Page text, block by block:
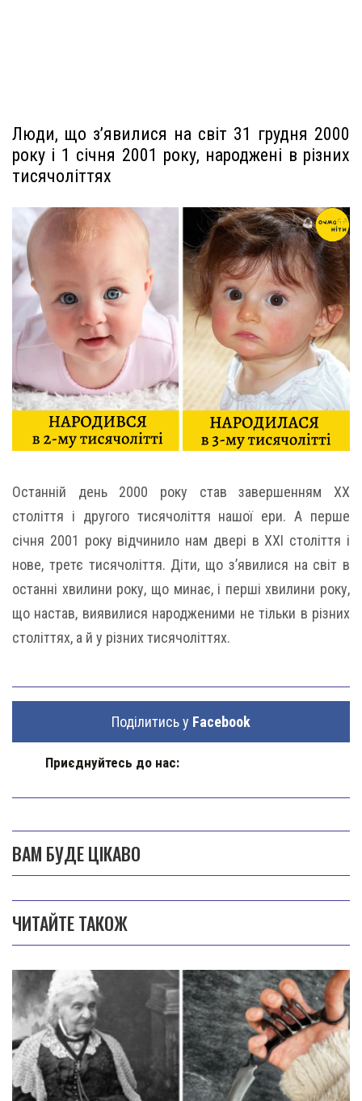
Люди, що з’явилися на світ 31 грудня 2000
року і 1 січня 2001 року, народжені в різних
тисячоліттях
Останній день 2000 року став завершенням ХХ
століття і другого тисячоліття нашої ери. А перше
січня 2001 року відчинило нам двері в XXI століття і
нове, третє тисячоліття. Діти, що з’явилися на світ в
останні хвилини року, що минає, і перші хвилини року,
що настав, виявилися народженими не тільки в різних
століттях, а й у різних тисячоліттях.
Поділитись у Facebook
Приєднуйтесь до нас:
ВАМ БУДЕ ЦІКАВО
ЧИТАЙТЕ ТАКОЖ